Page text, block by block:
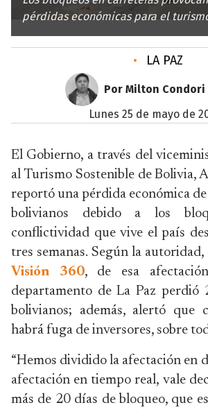
pérdidas económicas para el
• LA PAZ
Por Milton Condori
lunes 25 de mayo de
El Gobierno, a través del
al Turismo Sostenible de Bolivia,
reportó una pérdida económica
bolivianos debido a los
conflictividad que vive el país
tres semanas. Según la
Visión 360, de esa
departamento de La Paz perdió
bolivianos; además, alertó que
habrá fuga de inversores, sobre
“Hemos dividido la afectación en
afectación en tiempo real, vale
más de 20 días de bloqueo, que